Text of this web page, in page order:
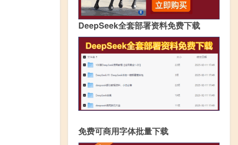
DeepSeek全套部署资料免费下载
免费可商用字体批量下载